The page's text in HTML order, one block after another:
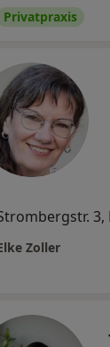
Privatpraxis
Zoller